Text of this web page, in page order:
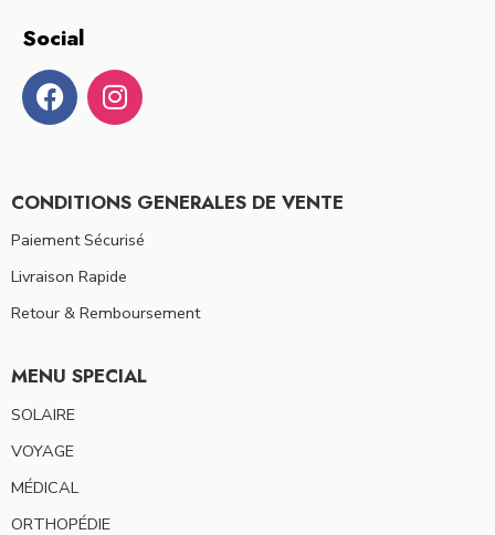
Social
CONDITIONS GENERALES DE VENTE
Paiement Sécurisé
Livraison Rapide
Retour & Remboursement
MENU SPECIAL
SOLAIRE
VOYAGE
MÉDICAL
ORTHOPÉDIE